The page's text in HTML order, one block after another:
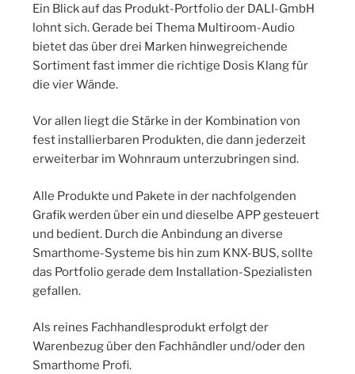
Ein Blick auf das Produkt-Portfolio der DALI-GmbH
lohnt sich. Gerade bei Thema Multiroom-Audio
bietet das über drei Marken hinwegreichende
Sortiment fast immer die richtige Dosis Klang für
die vier Wände.
Vor allen liegt die Stärke in der Kombination von
fest installierbaren Produkten, die dann jederzeit
erweiterbar im Wohnraum unterzubringen sind.
Alle Produkte und Pakete in der nachfolgenden
Grafik werden über ein und dieselbe APP gesteuert
und bedient. Durch die Anbindung an diverse
Smarthome-Systeme bis hin zum KNX-BUS, sollte
das Portfolio gerade dem Installation-Spezialisten
gefallen.
Als reines Fachhandlesprodukt erfolgt der
Warenbezug über den Fachhändler und/oder den
Smarthome Profi.